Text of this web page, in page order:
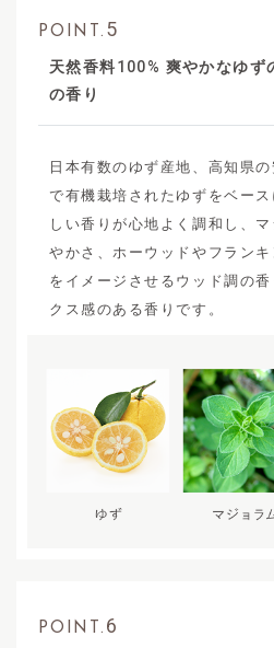
POINT. 5
天然香料100% 爽やかなゆず
の香り
日本有数のゆず産地、高知県
で有機栽培されたゆずをベー
しい香りが心地よく調和し、
やかさ、ホーウッドやフラン
をイメージさせるウッド調の
クス感のある香りです。
POINT. 6